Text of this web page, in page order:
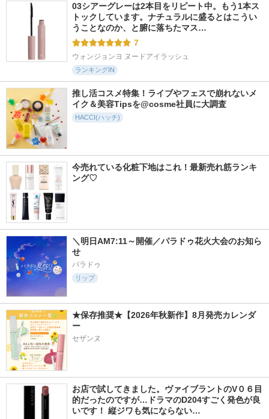
03シアーグレーは2本目をリピート中。もう1本ス
トックしています。ナチュラルに盛るとはこうい
うことなのか、と腑に落ちたマス…
7
ウォンジョンヨ ヌードアイラッシュ
ランキングIN
推し活コスメ特集！ライブやフェスで崩れないメ
イク＆美容Tipsを@cosme社員に大調査
HACCI(ハッチ)
今売れている化粧下地はこれ！最新売れ筋ランキ
ング♡
＼明日AM7:11～開催／パラドゥ花火大会のお知ら
せ
パラドゥ
リップ
★保存推奨★【2026年秋新作】8月発売カレンダ
ー
セザンヌ
お店で試してきました。ヴァイブラントのV０６目
的だったのですが…ドラマのD204すごく発色が良
いです！ 縦ジワも気にならない…